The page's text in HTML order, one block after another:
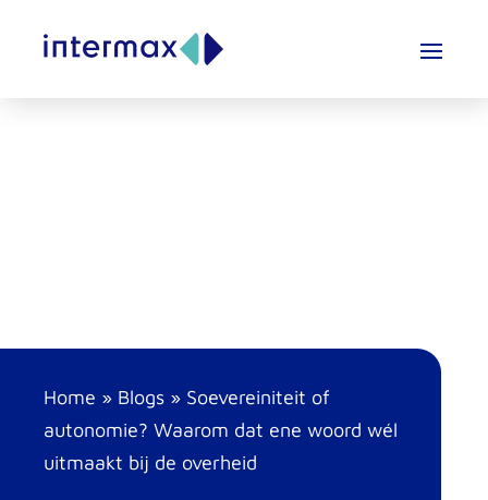
Home » Blogs » Soevereiniteit of
autonomie? Waarom dat ene woord wél
uitmaakt bij de overheid